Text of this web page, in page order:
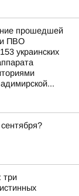
прошедшей
ПВО
украинских
три